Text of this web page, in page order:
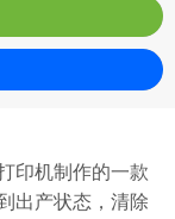
印机制作的一款
出产状态，清除